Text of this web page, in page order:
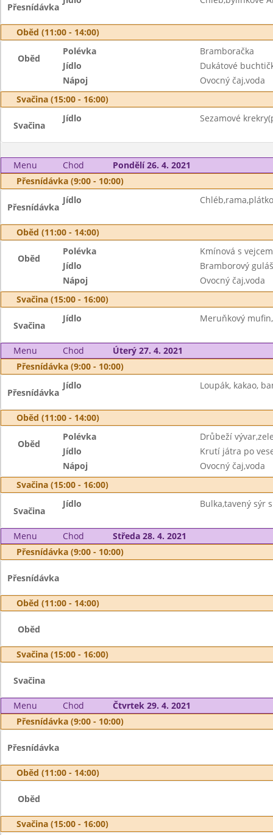
Přesnídávka
Oběd (11:00 - 14:00)
Oběd
Polévka
Bramboračka
Jídlo
Dukátové
Nápoj
Ovocný čaj,voda
Svačina (15:00 - 16:00)
Svačina
Jídlo Sezamové
Menu Chod
Pondělí 26. 4. 2021
Přesnídávka (9:00 - 10:00)
Přesnídávka
Jídlo
Oběd (11:00 - 14:00)
Oběd
Polévka
Kmínová s vejcem
Jídlo
Bramborový
Nápoj
Ovocný čaj,voda
Svačina (15:00 - 16:00)
Svačina
Jídlo Meruňkový
Menu Chod
Úterý 27. 4. 2021
Přesnídávka (9:00 - 10:00)
Přesnídávka
Jídlo Loupák, kakao,
Oběd (11:00 - 14:00)
Oběd
Polévka
Drůbeží
Jídlo
Krutí játra po
Nápoj
Ovocný čaj,voda
Svačina (15:00 - 16:00)
Svačina
Jídlo Bulka,tavený sýr
Menu Chod
Středa 28. 4. 2021
Přesnídávka (9:00 - 10:00)
Přesnídávka
Oběd (11:00 - 14:00)
Oběd
Svačina (15:00 - 16:00)
Svačina
Menu Chod
Čtvrtek 29. 4. 2021
Přesnídávka (9:00 - 10:00)
Přesnídávka
Oběd (11:00 - 14:00)
Oběd
Svačina (15:00 - 16:00)